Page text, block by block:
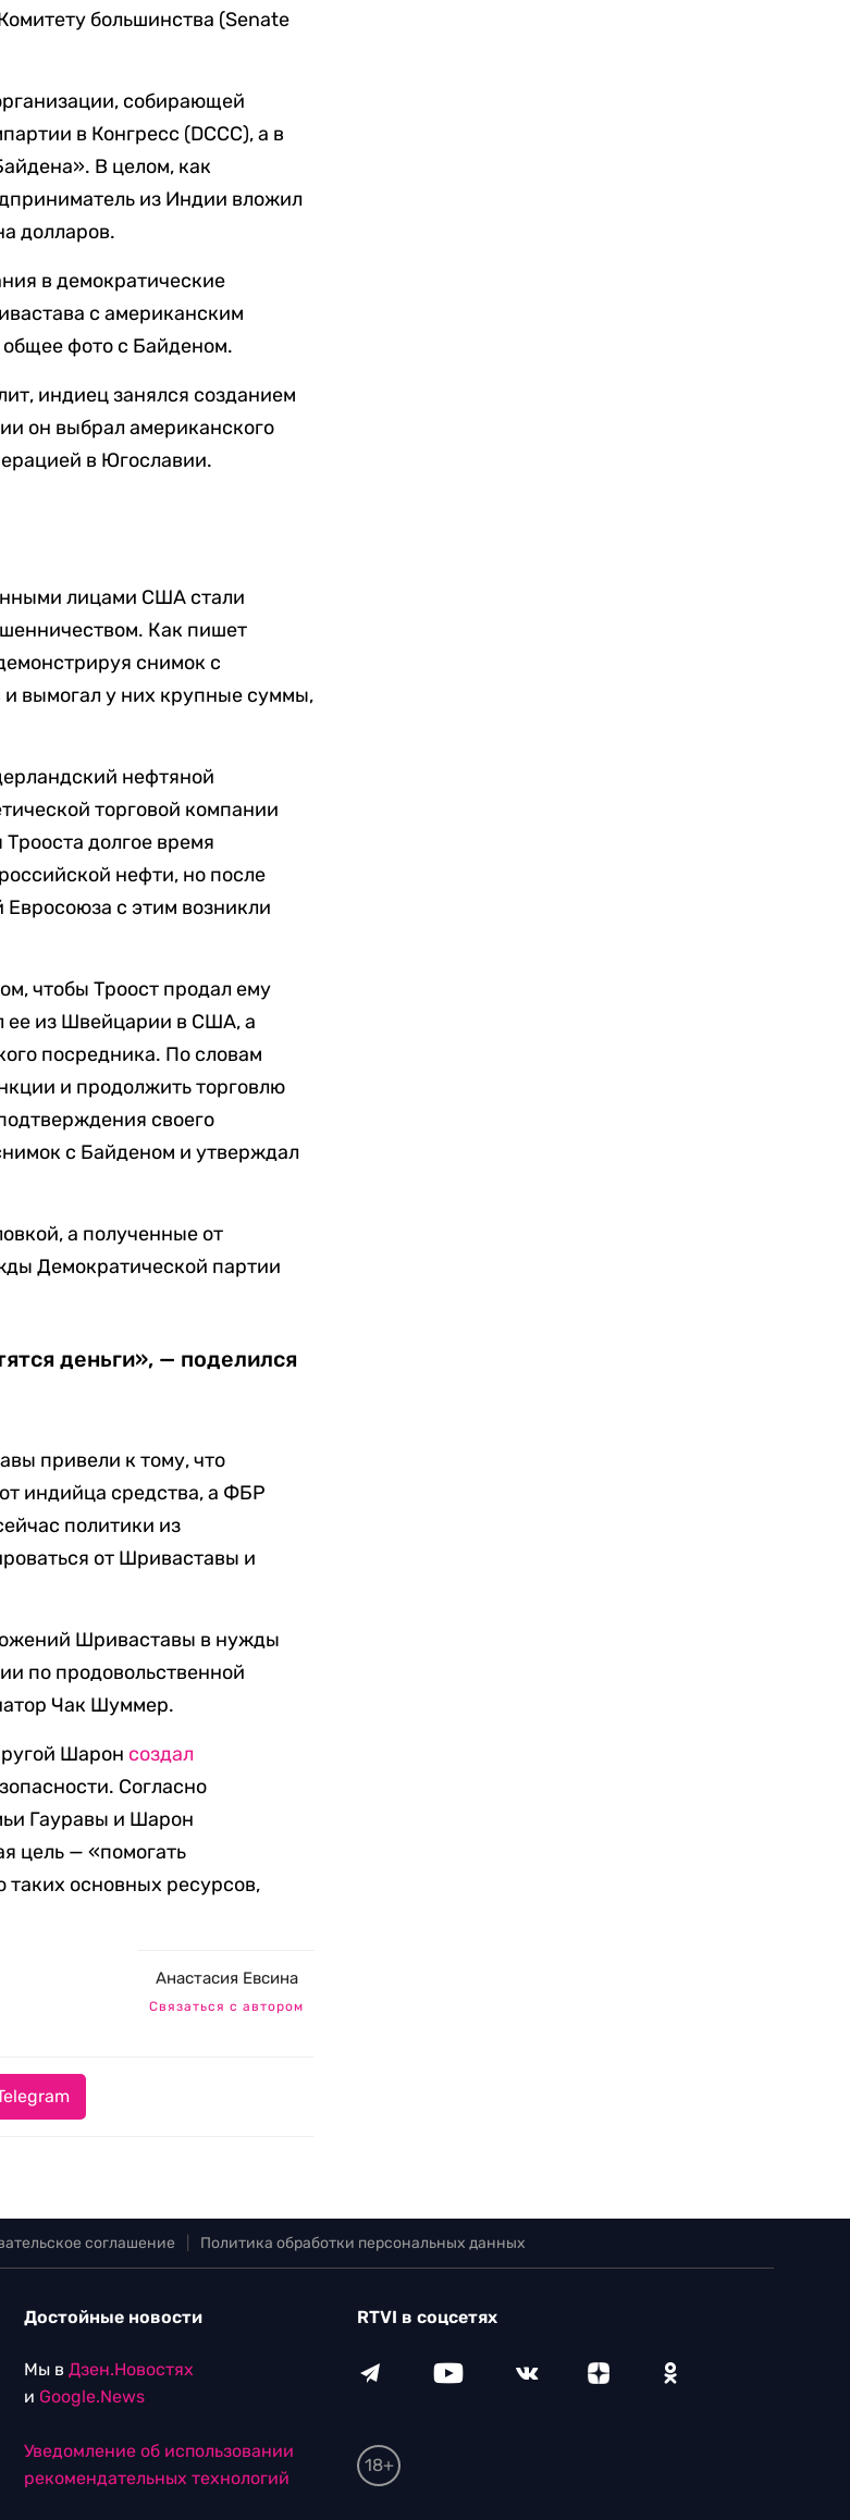
большинства (Senate
собирающей
в Конгресс (DCCC), а в
В целом, как
из Индии вложил
долларов.
в демократические
с американским
общее фото с Байденом.
индиец занялся созданием
он выбрал американского
в Югославии.
лицами США стали
Как пишет
снимок с
вымогал у них крупные суммы,
нефтяной
торговой компании
долгое время
нефти, но после
с этим возникли
чтобы Троост продал ему
ее из Швейцарии в США, а
посредника. По словам
и продолжить торговлю
своего
с Байденом и утверждал
а полученные от
Демократической партии
деньги», — поделился
привели к тому, что
индийца средства, а ФБР
политики из
от Шриваставы и
Шриваставы в нужды
по продовольственной
Чак Шуммер.
Шарон создал
Согласно
Гауравы и Шарон
цель — «помогать
основных ресурсов,
Анастасия Евсина
Связаться с автором
соглашение Политика обработки персональных данных
Достойные новости
Мы в Дзен.Новостях
и Google.News
Уведомление об использовании
рекомендательных технологий
RTVI в соцсетях
18+